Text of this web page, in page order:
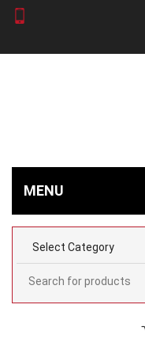
MENU